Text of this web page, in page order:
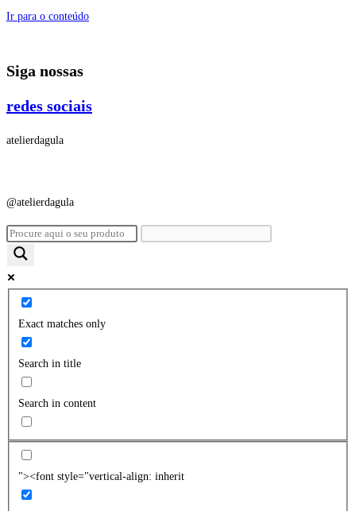
Ir para o conteúdo
Siga nossas
redes sociais
atelierdagula
@atelierdagula
Exact matches only
Search in title
Search in content
"><font style="vertical-align: inherit